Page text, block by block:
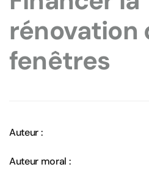
rénovation
fenêtres
Auteur :
Auteur moral :